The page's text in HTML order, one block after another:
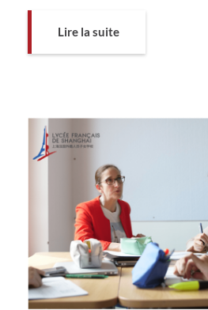
Lire la suite